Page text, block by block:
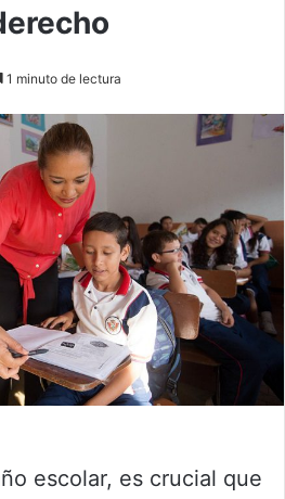
1 minuto de lectura
escolar, es crucial que